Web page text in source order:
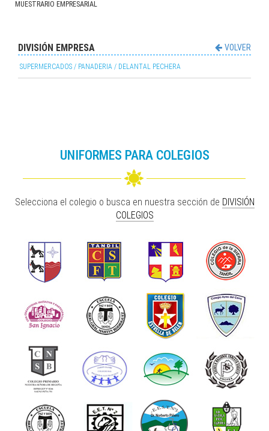
MUESTRARIO EMPRESARIAL
VOLVER
DIVISIÓN EMPRESA
SUPERMERCADOS / PANADERIA / DELANTAL PECHERA
UNIFORMES PARA COLEGIOS
Selecciona el colegio o busca en nuestra sección de DIVISIÓN
COLEGIOS